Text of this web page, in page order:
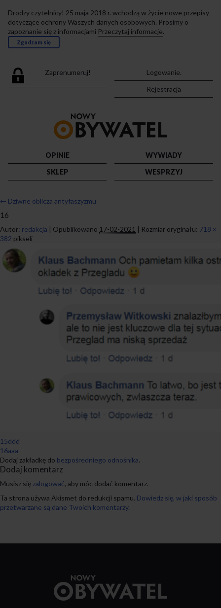
Drodzy czytelnicy! 25 maja 2018 r. wchodzą w życie nowe przepisy
dotyczące ochrony Waszych danych osobowych. Prosimy o
zapoznanie się z informacjami Przeczytaj informacje.
Zgadzam się
Zaprenumeruj!
Logowanie.
Rejestracja
strony
OPINIE
WYWIADY
SKLEP
WESPRZYJ
← Dziwne oblicza antyfaszyzmu
16
Autor: redakcja | Opublikowano 17-02-2021 | Rozmiar oryginału: 718 ×
382 pikseli
15ddd
16aaa
Dodaj zakładkę do bezpośredniego odnośnika.
Dodaj komentarz
Musisz się zalogować, aby móc dodać komentarz.
Ta strona używa Akismet do redukcji spamu. Dowiedz się, w jaki sposób
przetwarzane są dane Twoich komentarzy.
strony